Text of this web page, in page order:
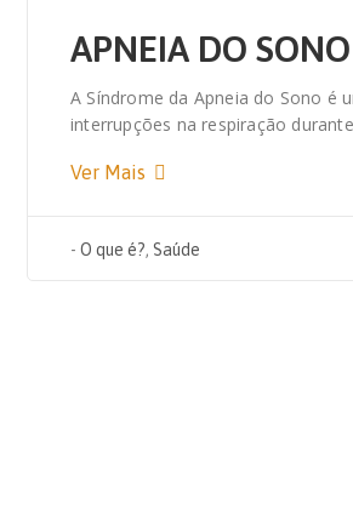
APNEIA DO SONO
A Síndrome da Apneia do Sono é
interrupções na respiração
Ver Mais
- O que é?, Saúde